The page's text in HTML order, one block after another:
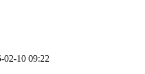
10 09:22